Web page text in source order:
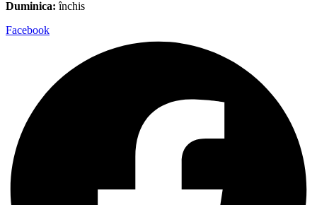
Duminica: închis
Facebook